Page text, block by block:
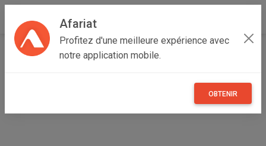
Afariat
Profitez d'une meilleure expérience avec
notre application mobile.
OBTENIR
Accueil Multimedia Grand Tunis